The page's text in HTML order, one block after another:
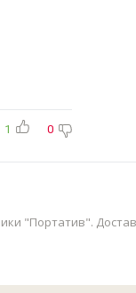
1 0
"Портатив".